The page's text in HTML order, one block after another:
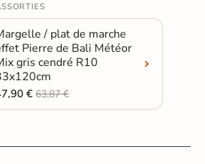
/ plat de marche
Pierre de Bali Météor
gris cendré R10
€63,87 €